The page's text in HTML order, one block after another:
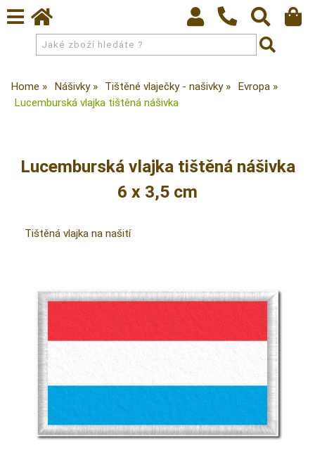
Home Nášivky Tištěné vlaječky - našivky
Evropa
Lucemburská vlajka tištěná nášivka
Lucemburská vlajka tištěná nášivka
6 x 3,5 cm
Tištěná vlajka na našití